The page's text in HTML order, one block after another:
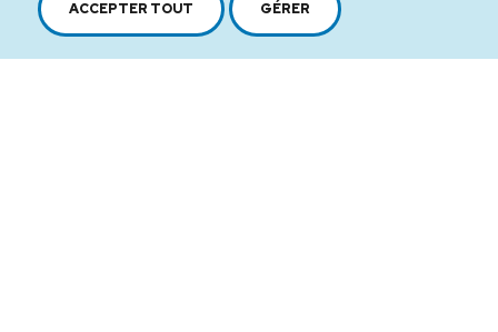
ACCEPTER TOUT GÉRER